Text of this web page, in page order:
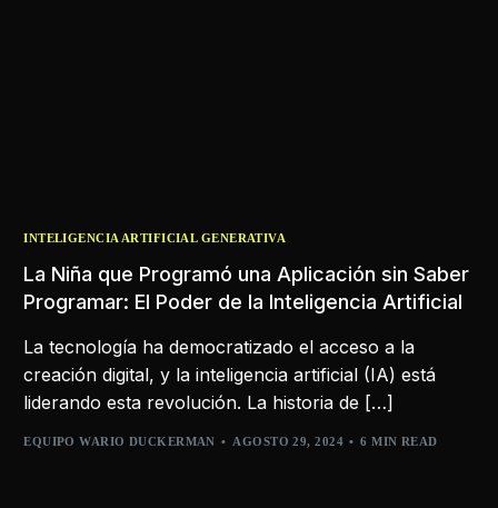
INTELIGENCIA ARTIFICIAL GENERATIVA
La Niña que Programó una Aplicación sin Saber
Programar: El Poder de la Inteligencia Artificial
La tecnología ha democratizado el acceso a la
creación digital, y la inteligencia artificial (IA) está
liderando esta revolución. La historia de […]
EQUIPO WARIO DUCKERMAN AGOSTO 29, 2024 6 MIN READ